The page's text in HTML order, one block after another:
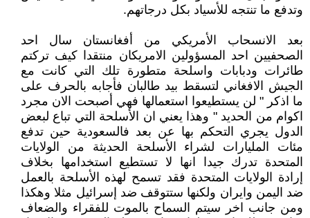
وتدفع ما تنتجه للأسياد بكل درجاتهم.
بعد الانسحاب الأمريكي من أفغانستان سال احد
الصحفيين احد المسؤولين الامريكان منتقدا كيف تركتم
طائرات ودبابات واسلحة متطورة تلك التي كانت مع
الجيش الافغاني لتسقط بيد طالبان فأجابه بالحرف على
ما اذكر " لن يستطيعوا استعمالها فهي أصبحت الان مجرد
اكوام من الحديد " وهذا يعني ان الأسلحة التي تباع لبعض
الدول يجري التحكم بها عن بعد فالسعودية حين تدفع
مئات المليارات لشراء الأسلحة الحديثة من الولايات
المتحدة تدرك جيدا انها لا تستطيع استخدامها بخلاف
إرادة الولايات المتحدة فقد تسمح لهذه الأسلحة بالعمل
ضد اليمن وايران ولكنها ستتوقف ضد إسرائيل مثلا وهكذا
ومن جانب اخر سيتم السماح بالموت للفقراء والضعاف